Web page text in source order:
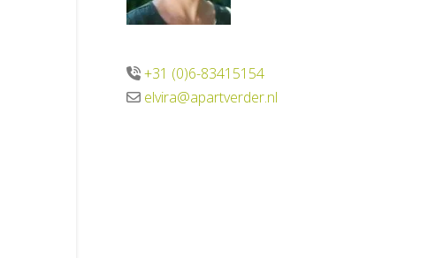
+31 (0)6-83415154
elvira@apartverder.nl